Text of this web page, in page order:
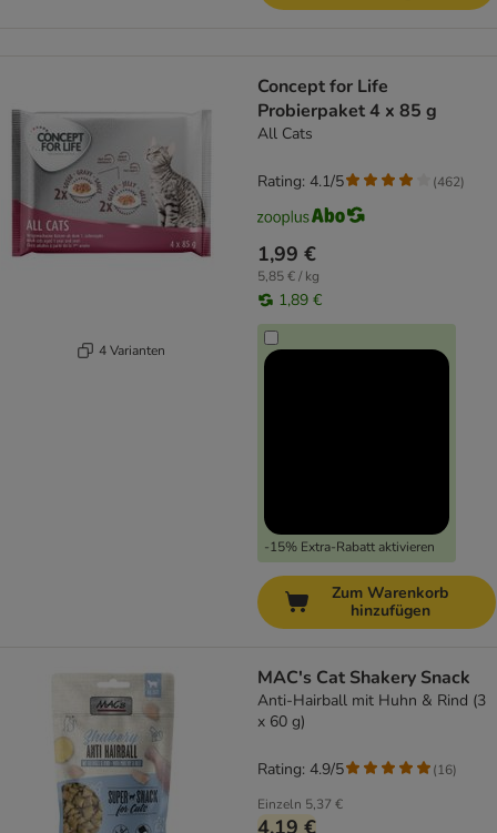
4 Varianten
Concept for Life
Probierpaket 4 x 85 g
All Cats
1,99 €
5,85 € / kg
1,89 €
-15% Extra-Rabatt aktivieren
Rating: 4.1/5 (462)
Zum Warenkorb
hinzufügen
MAC's Cat Shakery Snack
Anti-Hairball mit Huhn & Rind (3
x 60 g)
Einzeln 5,37 €
4,19 €
Rating: 4.9/5 (16)